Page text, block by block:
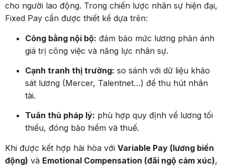
cho người lao động. Trong chiến lược nhân sự hiện đại,
Fixed Pay cần được thiết kế dựa trên:
Công bằng nội bộ: đảm bảo mức lương phản ánh
giá trị công việc và năng lực nhân sự.
Cạnh tranh thị trường: so sánh với dữ liệu khảo
sát lương (Mercer, Talentnet…) để thu hút nhân
tài.
Tuân thủ pháp lý: phù hợp quy định về lương tối
thiểu, đóng bảo hiểm và thuế.
Khi được kết hợp hài hòa với Variable Pay (lương biến
động) và Emotional Compensation (đãi ngộ cảm xúc),